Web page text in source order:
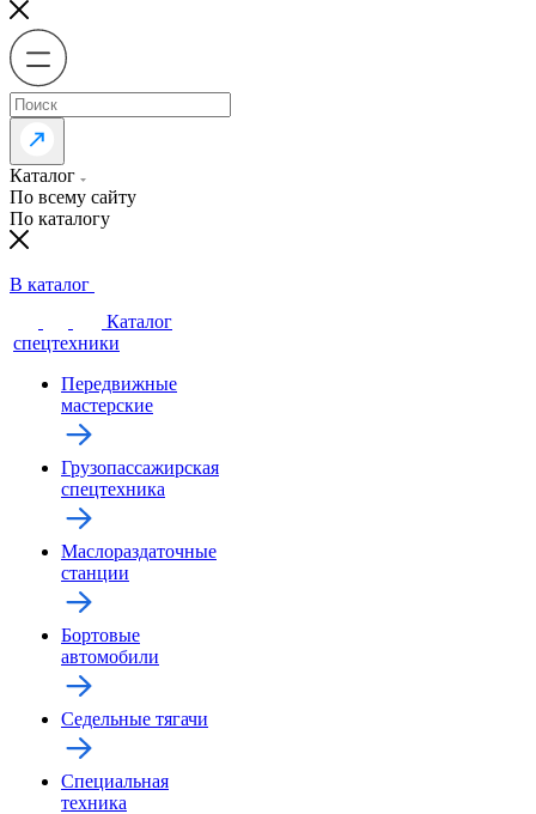
Каталог
По всему сайту
По каталогу
В каталог
Каталог
спецтехники
Передвижные
мастерские
Грузопассажирская
спецтехника
Маслораздаточные
станции
Бортовые
автомобили
Седельные тягачи
Специальная
техника